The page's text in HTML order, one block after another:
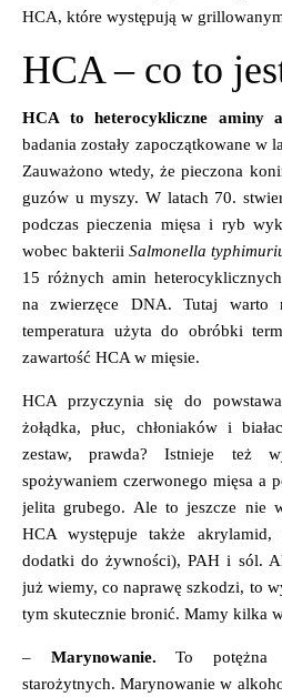
HCA, które występują w
HCA – co to
HCA to heterocykliczne aminy
badania zostały zapoczątkowane w
Zauważono wtedy, że pieczona
guzów u myszy. W latach 70.
podczas pieczenia mięsa i ryb
wobec bakterii Salmonella
15 różnych amin
na zwierzęce DNA. Tutaj warto
temperatura użyta do obróbki
zawartość HCA w mięsie.
HCA przyczynia się do
żołądka, płuc, chłoniaków i
zestaw, prawda? Istnieje też
spożywaniem czerwonego mięsa a
jelita grubego. Ale to jeszcze nie
HCA występuje także akrylamid,
dodatki do żywności), PAH i sól.
już wiemy, co naprawę szkodzi, to
tym skutecznie bronić. Mamy kilka
– Marynowanie. To potężna
starożytnych. Marynowanie w